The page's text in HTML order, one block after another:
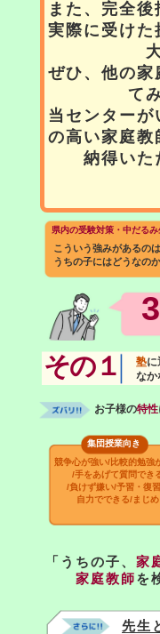
また、完全後
実際に受けた
ぜひ、他の家
て
当センターが
の高い家庭教
納得いた
県内の受験対策・中だる
こういう強みがあるの
うちの子にはどうなの
3
その１ 塾に
なか
お子様の特性
集団授業向き
競争心が強い/比較的勉強
/手をあげて質問でき
/負けず嫌い/予習・復
自力でできる/まじめ
「うちの子、 家
家庭教師を
先生